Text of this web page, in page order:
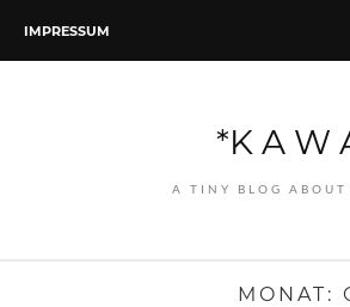
IMPRESSUM
*K A W
A TINY BLOG
MONAT: